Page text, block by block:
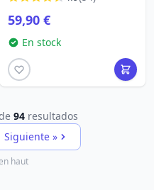
59,90 €
En stock
94resultados
Siguiente »
haut